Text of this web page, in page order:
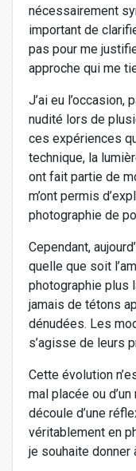
nécessairement
important de
pas pour me
approche qui me
J’ai eu l’occasion,
nudité lors de
ces expériences
technique, la
ont fait partie de
m’ont permis
photographie de
Cependant,
quelle que soit
photographie plus
jamais de tétons
dénudées. Les
s’agisse de leurs
Cette évolution
mal placée ou
découle d’une
véritablement en
je souhaite donner